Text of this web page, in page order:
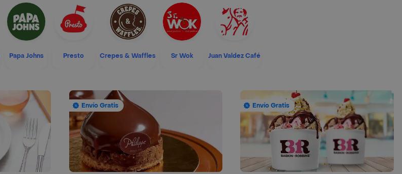
Papa Johns Presto Crepes & Waffles Sr Wok Juan Valdez Café
Envío Gratis Envío Gratis